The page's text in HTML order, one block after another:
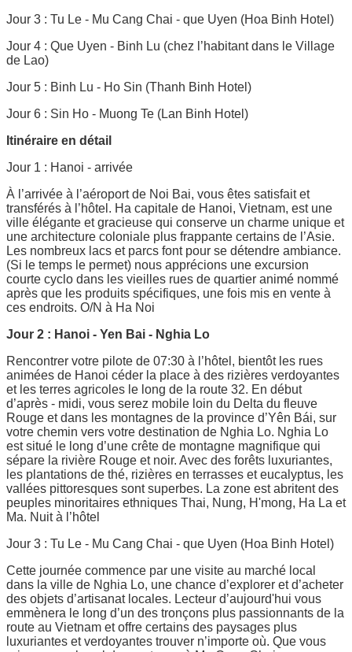
Jour 3 : Tu Le - Mu Cang Chai - que Uyen (Hoa Binh Hotel)
Jour 4 : Que Uyen - Binh Lu (chez l’habitant dans le Village
de Lao)
Jour 5 : Binh Lu - Ho Sin (Thanh Binh Hotel)
Jour 6 : Sin Ho - Muong Te (Lan Binh Hotel)
Itinéraire en détail
Jour 1 : Hanoi - arrivée
À l’arrivée à l’aéroport de Noi Bai, vous êtes satisfait et
transférés à l’hôtel. Ha capitale de Hanoi, Vietnam, est une
ville élégante et gracieuse qui conserve un charme unique et
une architecture coloniale plus frappante certains de l’Asie.
Les nombreux lacs et parcs font pour se détendre ambiance.
(Si le temps le permet) nous apprécions une excursion
courte cyclo dans les vieilles rues de quartier animé nommé
après que les produits spécifiques, une fois mis en vente à
ces endroits. O/N à Ha Noi
Jour 2 : Hanoi - Yen Bai - Nghia Lo
Rencontrer votre pilote de 07:30 à l’hôtel, bientôt les rues
animées de Hanoi céder la place à des rizières verdoyantes
et les terres agricoles le long de la route 32. En début
d’après - midi, vous serez mobile loin du Delta du fleuve
Rouge et dans les montagnes de la province d’Yên Bái, sur
votre chemin vers votre destination de Nghia Lo. Nghia Lo
est situé le long d’une crête de montagne magnifique qui
sépare la rivière Rouge et noir. Avec des forêts luxuriantes,
les plantations de thé, rizières en terrasses et eucalyptus, les
vallées pittoresques sont superbes. La zone est abritent des
peuples minoritaires ethniques Thai, Nung, H'mong, Ha La et
Ma. Nuit à l’hôtel
Jour 3 : Tu Le - Mu Cang Chai - que Uyen (Hoa Binh Hotel)
Cette journée commence par une visite au marché local
dans la ville de Nghia Lo, une chance d’explorer et d’acheter
des objets d’artisanat locales. Lecteur d’aujourd'hui vous
emmènera le long d’un des tronçons plus passionnants de la
route au Vietnam et offre certains des paysages plus
luxuriantes et verdoyantes trouver n’importe où. Que vous